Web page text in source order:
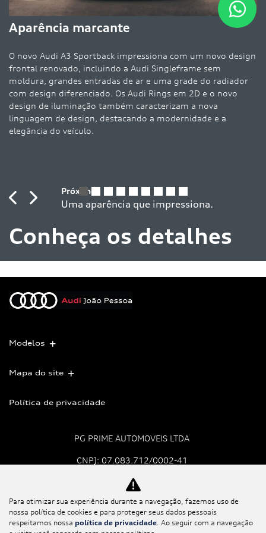
Conheça os detalhes
Aparência marcante
O novo Audi A3 Sportback impressiona com um novo design
frontal renovado, incluindo a Audi Singleframe sem
moldura, grandes entradas de ar e uma grade do radiador
com design diferenciado. Os Audi Rings em 2D e o novo
design de iluminação também caracterizam a nova
linguagem de design, destacando a modernidade e a
elegância do veículo.
PreviousNext
Modelos
Mapa do site
Política de privacidade
PG PRIME AUTOMOVEIS LTDA
CNPJ: 07.083.712/0002-41
No trânsito, enxergar o
outro salva vidas.
Para otimizar sua experiência durante a navegação, fazemos uso de
nossa política de cookies e para proteger seus dados pessoais
respeitamos nossa política de privacidade. Ao seguir com a navegação